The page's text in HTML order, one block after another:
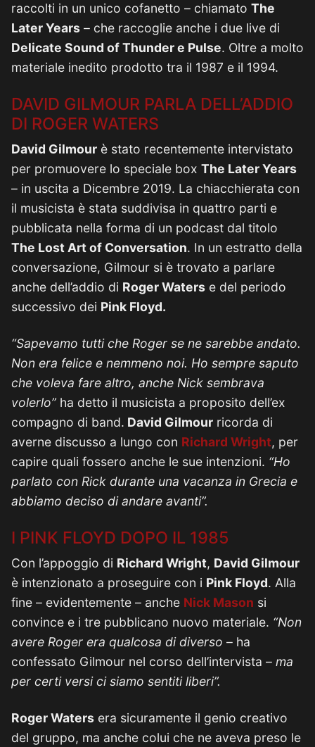
raccolti in un unico cofanetto – chiamato The
Later Years – che raccoglie anche i due live di
Delicate Sound of Thunder e Pulse. Oltre a molto
materiale inedito prodotto tra il 1987 e il 1994.
DAVID GILMOUR PARLA DELL’ADDIO
DI ROGER WATERS
David Gilmour è stato recentemente intervistato
per promuovere lo speciale box The Later Years
– in uscita a Dicembre 2019. La chiacchierata con
il musicista è stata suddivisa in quattro parti e
pubblicata nella forma di un podcast dal titolo
The Lost Art of Conversation. In un estratto della
conversazione, Gilmour si è trovato a parlare
anche dell’addio di Roger Waters e del periodo
successivo dei Pink Floyd.
“Sapevamo tutti che Roger se ne sarebbe andato.
Non era felice e nemmeno noi. Ho sempre saputo
che voleva fare altro, anche Nick sembrava
volerlo” ha detto il musicista a proposito dell’ex
compagno di band. David Gilmour ricorda di
averne discusso a lungo con Richard Wright, per
capire quali fossero anche le sue intenzioni. “Ho
parlato con Rick durante una vacanza in Grecia e
abbiamo deciso di andare avanti”.
I PINK FLOYD DOPO IL 1985
Con l’appoggio di Richard Wright, David Gilmour
è intenzionato a proseguire con i Pink Floyd. Alla
fine – evidentemente – anche Nick Mason si
convince e i tre pubblicano nuovo materiale. “Non
avere Roger era qualcosa di diverso – ha
confessato Gilmour nel corso dell’intervista – ma
per certi versi ci siamo sentiti liberi”.
Roger Waters era sicuramente il genio creativo
del gruppo, ma anche colui che ne aveva preso le